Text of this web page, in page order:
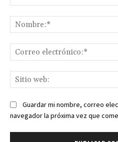
Guardar mi nombre, correo
navegador la próxima vez que